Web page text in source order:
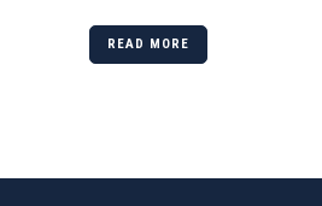
READ MORE